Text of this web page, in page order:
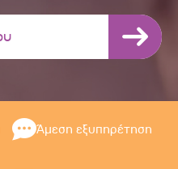
Άμεση εξυπηρέτηση